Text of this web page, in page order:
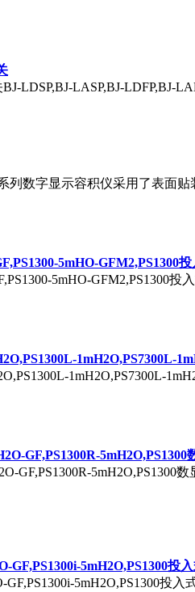
LDSP,BJ-LASP,BJ-LDFP,BJ-
列数字显示容积仪采用了表面
5mHO-GFM2,PS1300
5mHO-GFM2,PS1300
1mH2O,PS7300L-
1mH2O,PS7300L-
GF,PS1300R-
GF,PS1300R-5mH2O,PS1300
GF,PS1300i-5mH2O,PS1300投
GF,PS1300i-5mH2O,PS1300投